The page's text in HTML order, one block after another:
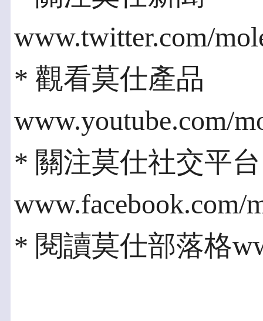
www.twitter.com/
* 觀看莫仕產品
www.youtube.com/
* 關注莫仕社交平台
www.facebook.com/
* 閱讀莫仕部落格